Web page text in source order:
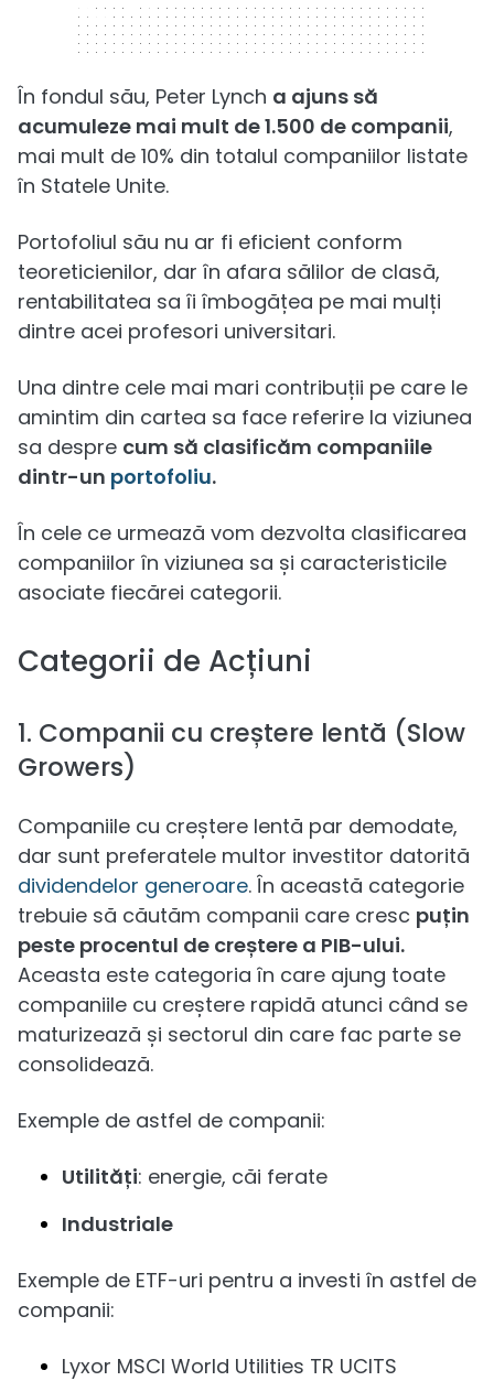
320 x 50
În fondul său, Peter Lynch a ajuns să
acumuleze mai mult de 1.500 de companii,
mai mult de 10% din totalul companiilor listate
în Statele Unite.
Portofoliul său nu ar fi eficient conform
teoreticienilor, dar în afara sălilor de clasă,
rentabilitatea sa îi îmbogățea pe mai mulți
dintre acei profesori universitari.
Una dintre cele mai mari contribuții pe care le
amintim din cartea sa face referire la viziunea
sa despre cum să clasificăm companiile
dintr-un portofoliu.
În cele ce urmează vom dezvolta clasificarea
companiilor în viziunea sa și caracteristicile
asociate fiecărei categorii.
Categorii de Acțiuni
1. Companii cu creștere lentă (Slow
Growers)
Companiile cu creștere lentă par demodate,
dar sunt preferatele multor investitor datorită
dividendelor generoare. În această categorie
trebuie să căutăm companii care cresc puțin
peste procentul de creștere a PIB-ului.
Aceasta este categoria în care ajung toate
companiile cu creștere rapidă atunci când se
maturizează și sectorul din care fac parte se
consolidează.
Exemple de astfel de companii:
Utilități: energie, căi ferate
Industriale
Exemple de ETF-uri pentru a investi în astfel de
companii:
Lyxor MSCI World Utilities TR UCITS